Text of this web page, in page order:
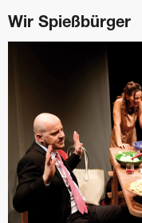
Wir Spießbürger